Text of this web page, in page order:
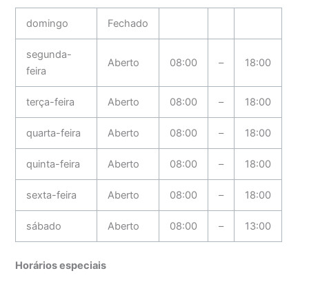
domingo Fechado
segunda-
feira
Aberto 08:00 – 18:00
terça-feira Aberto 08:00 – 18:00
quarta-feira Aberto 08:00 – 18:00
quinta-feira Aberto 08:00 – 18:00
sexta-feira Aberto 08:00 – 18:00
sábado Aberto 08:00 – 13:00
Horários especiais